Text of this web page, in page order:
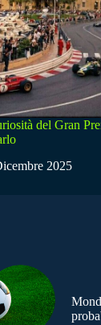
del Gran
2025